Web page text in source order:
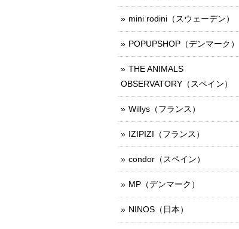
mini rodini（スウェーデン）
POPUPSHOP（デンマーク）
THE ANIMALS
OBSERVATORY（スペイン）
Willys（フランス）
IZIPIZI（フランス）
condor（スペイン）
MP（デンマーク）
NINOS（日本）